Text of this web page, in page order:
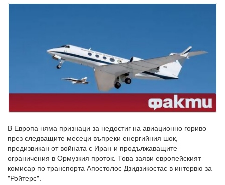
В Европа няма признаци за недостиг на авиационно гориво
през следващите месеци въпреки енергийния шок,
предизвикан от войната с Иран и продължаващите
ограничения в Ормузкия проток. Това заяви европейският
комисар по транспорта Апостолос Дзидзикостас в интервю за
"Ройтерс".